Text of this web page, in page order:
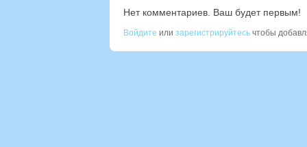
Нет комментариев. Ваш будет первым!
Войдите или зарегистрируйтесь чтобы